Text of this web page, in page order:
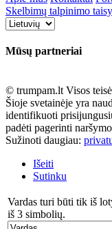
Skelbimų talpinimo
Mūsų partneriai
© trumpam.lt Visos
Šioje svetainėje yra
identifikuoti
padėti pagerinti
Sužinoti daugiau:
Išeiti
Sutinku
Vardas turi būti tik iš
iš 3 simbolių.